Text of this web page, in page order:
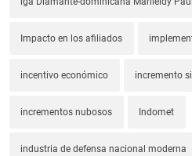
Impacto en los afiliados
incentivo económico incremento
incrementos nubosos Indomet
industria de defensa nacional moderna